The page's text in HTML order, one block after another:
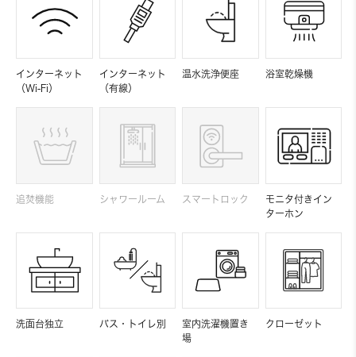
インターネット
（Wi-Fi）
インターネット
（有線）
温水洗浄便座 浴室乾燥機
追焚機能 シャワールーム スマートロック
モニタ付きイン
ターホン
洗面台独立 バス・トイレ別
室内洗濯機置き
場
クローゼット